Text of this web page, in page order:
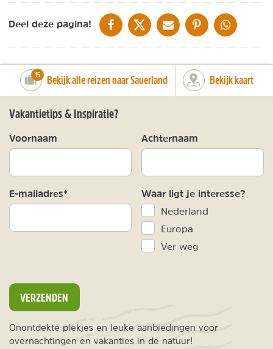
Deel deze pagina! DELEN OP FACEBOOK
DELEN OP XDELEN VIA DE MAIL
DELEN OP PINTEREST
DELEN OP
number_of_trips:
15 Bekijk alle reizen naar Sauerland Bekijk kaart
Vakantietips & Inspiratie?
Voornaam Achternaam
E-mailadres* Waar ligt je interesse?
Nederland
Europa
Ver weg
VERZENDEN
Onontdekte plekjes en leuke aanbiedingen voor
overnachtingen en vakanties in de natuur!